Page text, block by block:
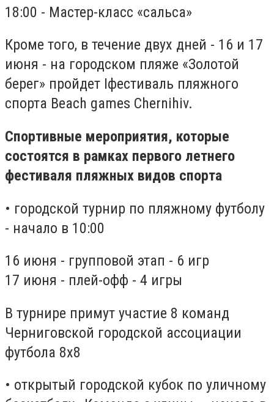
18:00 - Мастер-класс «сальса»
Кроме того, в течение двух дней - 16 и 17
июня - на городском пляже «Золотой
берег» пройдет Iфестиваль пляжного
спорта Beach games Chernihiv.
Спортивные мероприятия, которые
состоятся в рамках первого летнего
фестиваля пляжных видов спорта
• городской турнир по пляжному футболу
- начало в 10:00
16 июня - групповой этап - 6 игр
17 июня - плей-офф - 4 игры
В турнире примут участие 8 команд
Черниговской городской ассоциации
футбола 8х8
• открытый городской кубок по уличному